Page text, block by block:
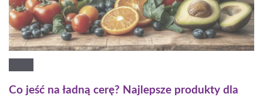
Co jeść na ładną cerę? Najlepsze produkty dla